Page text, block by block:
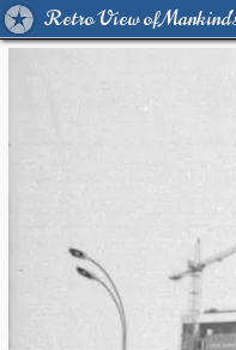
Retro View of